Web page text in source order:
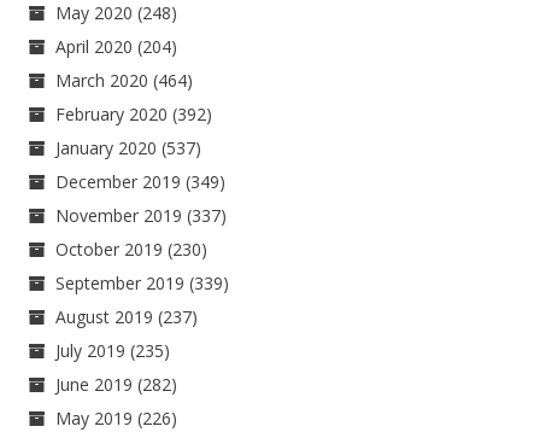
May 2020 (248)
April 2020 (204)
March 2020 (464)
February 2020 (392)
January 2020 (537)
December 2019 (349)
November 2019 (337)
October 2019 (230)
September 2019 (339)
August 2019 (237)
July 2019 (235)
June 2019 (282)
May 2019 (226)